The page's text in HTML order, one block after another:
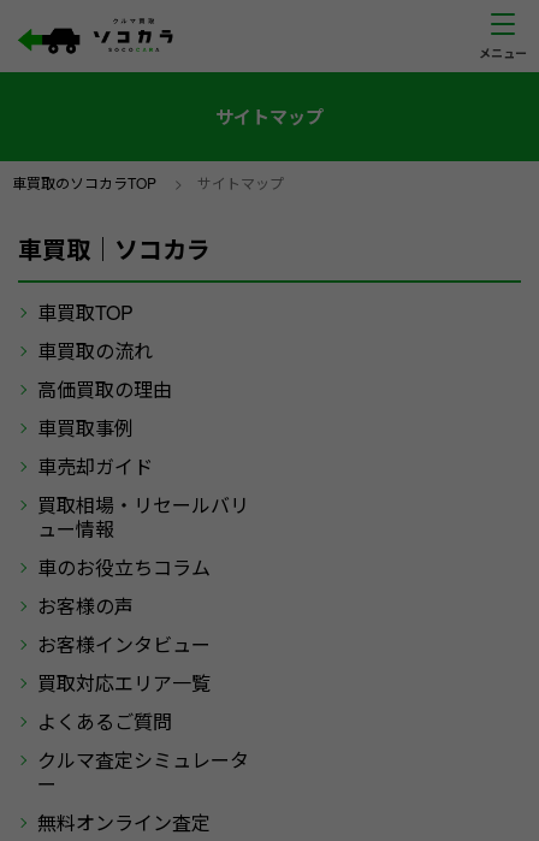
サイトマップ
車買取のソコカラTOP > サイトマップ
車買取｜ソコカラ
車買取TOP
車買取の流れ
高価買取の理由
車買取事例
車売却ガイド
買取相場・リセールバリ
ュー情報
車のお役立ちコラム
お客様の声
お客様インタビュー
買取対応エリア一覧
よくあるご質問
クルマ査定シミュレータ
ー
無料オンライン査定